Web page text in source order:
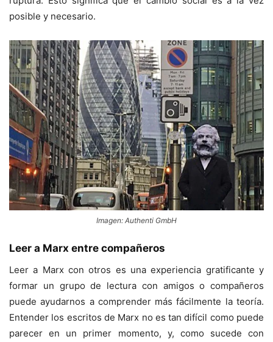
posible y necesario.
Imagen: Authenti GmbH
Leer a Marx entre compañeros
Leer a Marx con otros es una experiencia gratificante y
formar un grupo de lectura con amigos o compañeros
puede ayudarnos a comprender más fácilmente la teoría.
Entender los escritos de Marx no es tan difícil como puede
parecer en un primer momento, y, como sucede con